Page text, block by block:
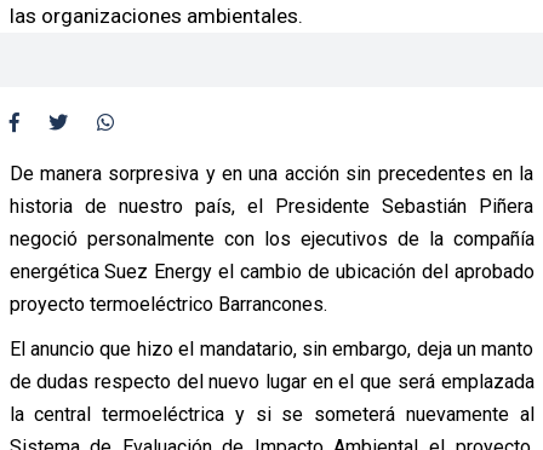
las organizaciones ambientales.
De manera sorpresiva y en una acción sin precedentes en la
historia de nuestro país, el Presidente Sebastián Piñera
negoció personalmente con los ejecutivos de la compañía
energética Suez Energy el cambio de ubicación del aprobado
proyecto termoeléctrico Barrancones.
El anuncio que hizo el mandatario, sin embargo, deja un manto
de dudas respecto del nuevo lugar en el que será emplazada
la central termoeléctrica y si se someterá nuevamente al